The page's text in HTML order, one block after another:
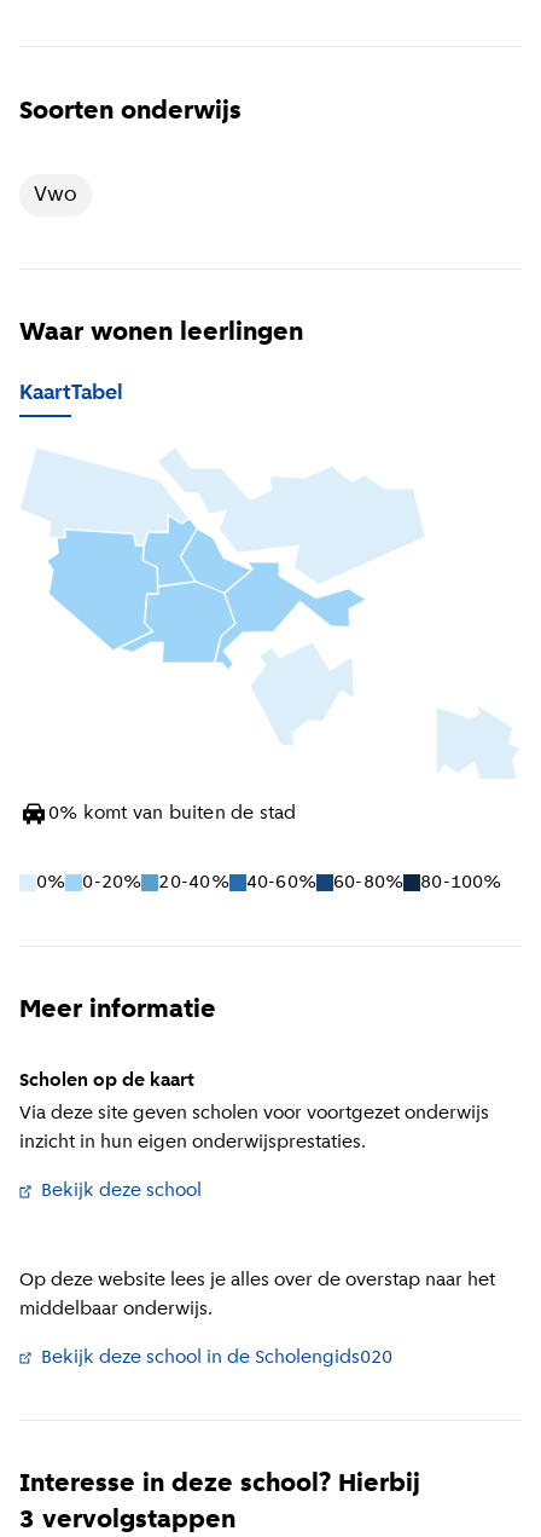
Soorten onderwijs
Vwo
Waar wonen leerlingen
KaartTabel
0% komt van buiten de stad
0% 0-20% 20-40% 40-60% 60-80% 80-100%
Meer informatie
Scholen op de kaart
Via deze site geven scholen voor voortgezet onderwijs
inzicht in hun eigen onderwijsprestaties.
Bekijk deze school
Op deze website lees je alles over de overstap naar het
middelbaar onderwijs.
Bekijk deze school in de Scholengids020
Interesse in deze school? Hierbij
3 vervolgstappen